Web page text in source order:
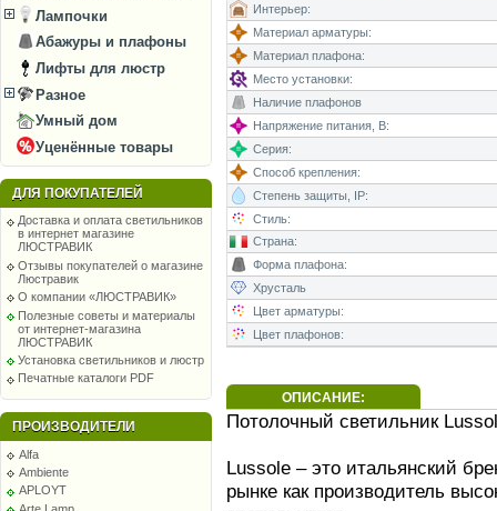
Лампочки
Абажуры и плафоны
Лифты для люстр
Разное
Умный дом
Уценённые товары
ДЛЯ ПОКУПАТЕЛЕЙ
Доставка и оплата светильников
в интернет магазине
ЛЮСТРАВИК
Отзывы покупателей о магазине
Люстравик
О компании «ЛЮСТРАВИК»
Полезные советы и материалы
от интернет-магазина
ЛЮСТРАВИК
Установка светильников и люстр
Печатные каталоги PDF
ПРОИЗВОДИТЕЛИ
Alfa
Ambiente
APLOYT
Интерьер:
Материал арматуры:
Материал плафона:
Место установки:
Наличие плафонов
Напряжение питания, В:
Серия:
Способ крепления:
Степень защиты, IP:
Стиль:
Страна:
Форма плафона:
Хрусталь
Цвет арматуры:
Цвет плафонов:
ОПИСАНИЕ:
Потолочный светильник
Lussole – это итальянский
рынке как производитель